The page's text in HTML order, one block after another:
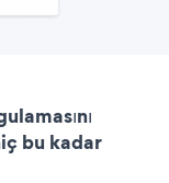
bu kadar